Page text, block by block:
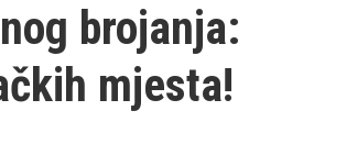
brojanja:
mjesta!